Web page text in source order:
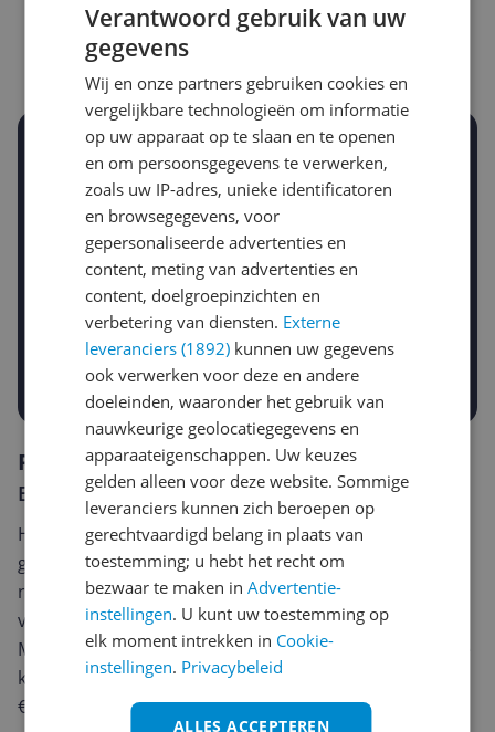
Goedkoopste nu
€ 23,03
Laatste prijsupdate
Stel een alert in en mis geen prijsdaling
Krijg een seintje zodra de prijs zakt
Jouw e-mailadres
Gewenste daling of bedrag
-10% -15%
Gewenste prijs
€
Prijsalert aanzetten
Reviews
Er zijn nog geen reviews geschreven
Heb jij dit product in bezit en wil je graag je mening
geven? Start dan hieronder met het schrijven van je
review. Afhankelijk van de details duurt het schrijven
van een review gemiddeld tussen de 3 en 10 minuten.
Met jouw mening help je andere bezoekers een betere
keuze te maken én maak je iedere maand kans op
€250,-!
Klik hier voor de actievoorwaarden.
Verantwoord gebruik van uw
gegevens
Wij en onze partners gebruiken cookies en
vergelijkbare technologieën om informatie
op uw apparaat op te slaan en te openen
en om persoonsgegevens te verwerken,
zoals uw IP-adres, unieke identificatoren
en browsegegevens, voor
gepersonaliseerde advertenties en
content, meting van advertenties en
content, doelgroepinzichten en
verbetering van diensten. Externe
leveranciers (1892) kunnen uw gegevens
ook verwerken voor deze en andere
doeleinden, waaronder het gebruik van
nauwkeurige geolocatiegegevens en
apparaateigenschappen. Uw keuzes
gelden alleen voor deze website. Sommige
leveranciers kunnen zich beroepen op
gerechtvaardigd belang in plaats van
toestemming; u hebt het recht om
bezwaar te maken inAdvertentie-
instellingen. U kunt uw toestemming op
elk moment intrekken in Cookie-
instellingen. Privacybeleid
ALLES ACCEPTEREN